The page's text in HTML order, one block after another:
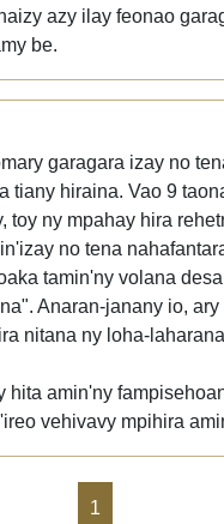
azy ilay feonao
be.
garagara izay no
tiany hiraina. Vao 9
ny mpahay hira
no tena
tamin'ny volana
Anaran-janany io,
nitana ny loha-
amin'ny
vehivavy mpihira
1